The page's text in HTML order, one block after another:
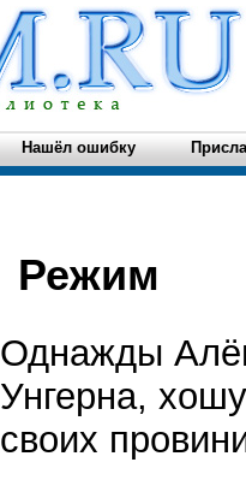
Нашёл ошибку
Режим
Однажды
Унгерна,
своих